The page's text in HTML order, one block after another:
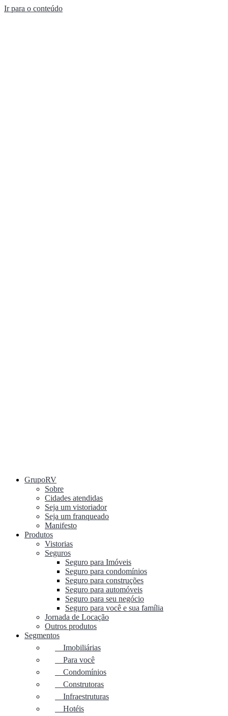
Ir para o conteúdo
GrupoRV
Sobre
Cidades atendidas
Seja um vistoriador
Seja um franqueado
Manifesto
Produtos
Vistorias
Seguros
Seguro para Imóveis
Seguro para condomínios
Seguro para construções
Seguro para automóveis
Seguro para seu negócio
Seguro para você e sua família
Jornada de Locação
Outros produtos
Segmentos
Imobiliárias
Para você
Condomínios
Construtoras
Infraestruturas
Hotéis